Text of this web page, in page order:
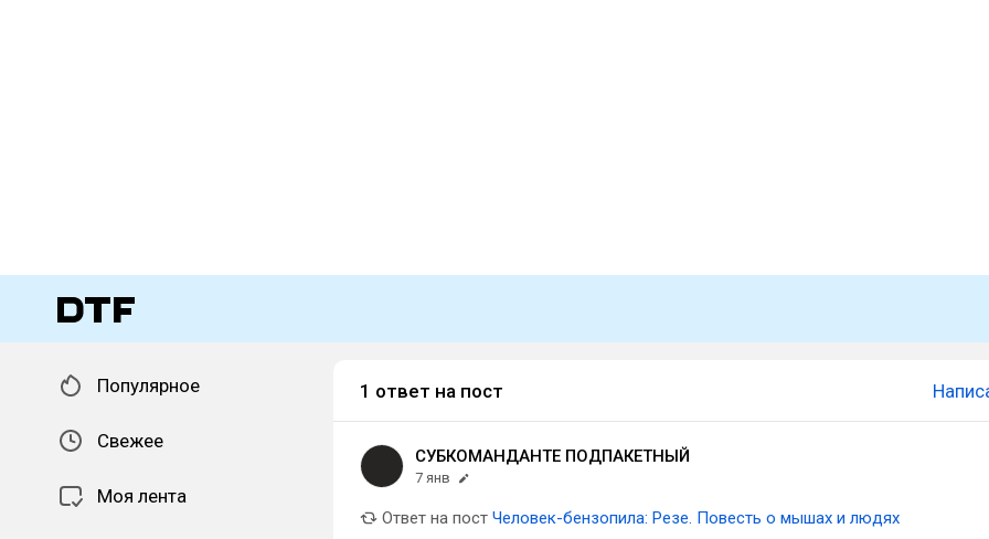
Популярное
Свежее
Моя лента
1 ответ на пост
СУБКОМАНДАНТЕ ПОДПАКЕТНЫЙ
7 янв
Ответ на пост Человек-бензопила: Резе. Повесть о мышах и людях